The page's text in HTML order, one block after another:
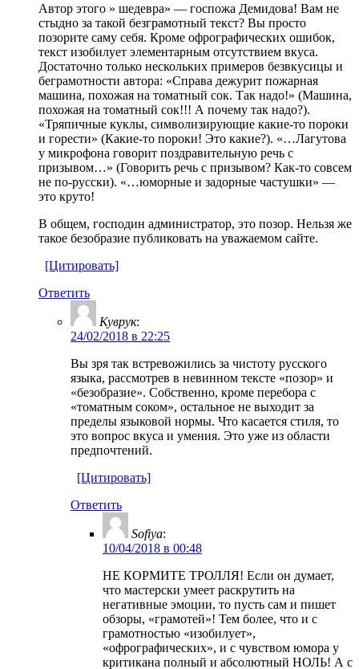
Автор этого » шедевра» — госпожа Демидова! Вам не
стыдно за такой безграмотный текст? Вы просто
позорите саму себя. Кроме офрографических ошибок,
текст изобилует элементарным отсутствием вкуса.
Достаточно только нескольких примеров безвкусицы и
беграмотности автора: «Справа дежурит пожарная
машина, похожая на томатный сок. Так надо!» (Машина,
похожая на томатный сок!!! А почему так надо?).
«Тряпичные куклы, символизирующие какие-то пороки
и горести» (Какие-то пороки! Это какие?). «…Лагутова
у микрофона говорит поздравительную речь с
призывом…» (Говорить речь с призывом? Как-то совсем
не по-русски). «…юморные и задорные частушки» —
это круто!
В общем, господин администратор, это позор. Нельзя же
такое безобразие публиковать на уважаемом сайте.
[Цитировать]
Ответить
Куврук:
24/02/2018 в 22:25
Вы зря так встревожились за чистоту русского
языка, рассмотрев в невинном тексте «позор» и
«безобразие». Собственно, кроме перебора с
«томатным соком», остальное не выходит за
пределы языковой нормы. Что касается стиля, то
это вопрос вкуса и умения. Это уже из области
предпочтений.
[Цитировать]
Ответить
Sofiya:
10/04/2018 в 00:48
НЕ КОРМИТЕ ТРОЛЛЯ! Если он думает,
что мастерски умеет раскрутить на
негативные эмоции, то пусть сам и пишет
обзоры, «грамотей»! Тем более, что и с
грамотностью «изобилует»,
«офрографических», и с чувством юмора у
критикана полный и абсолютный НОЛЬ! А с